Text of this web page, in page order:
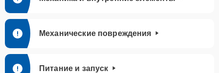
Механические повреждения
Питание и запуск